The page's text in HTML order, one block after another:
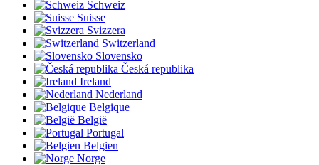
Schweiz
Suisse
Svizzera
Switzerland
Slovensko
Česká republika
Ireland
Nederland
Belgique
België
Portugal
Belgien
Norge